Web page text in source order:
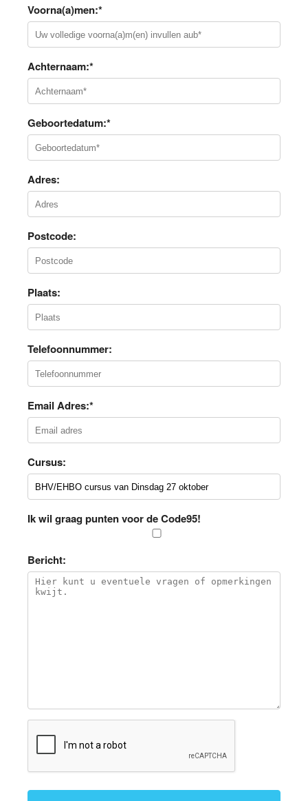
Voorna(a)men:*
Achternaam:*
Geboortedatum:*
Adres:
Postcode:
Plaats:
Telefoonnummer:
Email Adres:*
Cursus:
Ik wil graag punten voor de Code95!
Bericht: